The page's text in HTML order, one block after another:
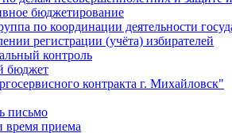
бюджетирование
по координации деятельности
регистрации (учёта) избирателей
контроль
бюджет
контракта г. Михайловск"
письмо
время приема